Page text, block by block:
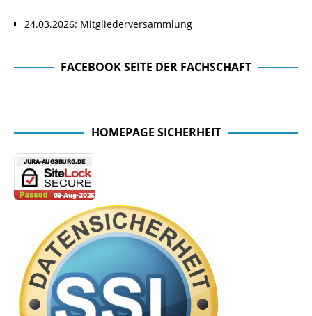
24.03.2026: Mitgliederversammlung
FACEBOOK SEITE DER FACHSCHAFT
HOMEPAGE SICHERHEIT